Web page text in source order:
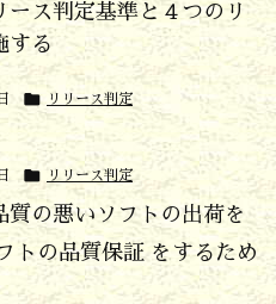
ス判定基準と４つのリ
する
 リリース判定
 リリース判定
質の悪いソフトの出荷を
トの品質保証 をするため